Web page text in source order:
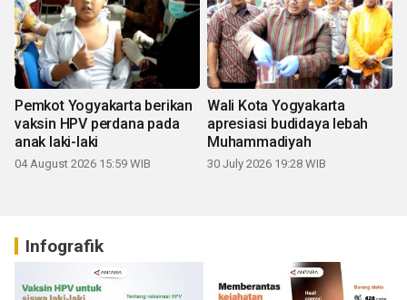
Pemkot Yogyakarta berikan
vaksin HPV perdana pada
anak laki-laki
04 August 2026 15:59 WIB
Wali Kota Yogyakarta
apresiasi budidaya lebah
Muhammadiyah
30 July 2026 19:28 WIB
Infografik